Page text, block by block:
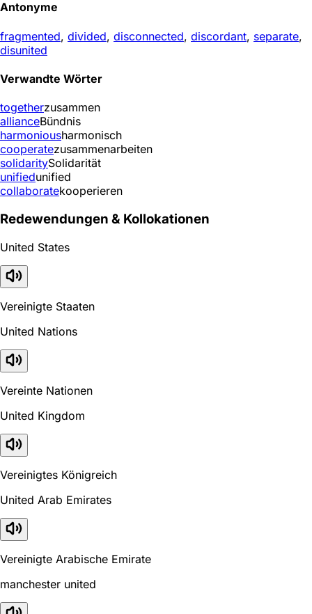
Antonyme
fragmented, divided, disconnected, discordant, separate,
disunited
Verwandte Wörter
togetherzusammen
allianceBündnis
harmoniousharmonisch
cooperatezusammenarbeiten
solidaritySolidarität
unifiedunified
collaboratekooperieren
Redewendungen & Kollokationen
United States
Vereinigte Staaten
United Nations
Vereinte Nationen
United Kingdom
Vereinigtes Königreich
United Arab Emirates
Vereinigte Arabische Emirate
manchester united